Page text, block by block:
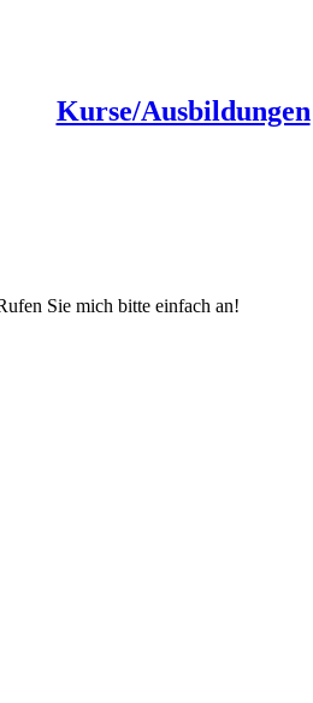
Kurse/Ausbildungen
Sie mich bitte einfach an!